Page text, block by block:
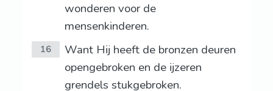
wonderen voor de
mensenkinderen.
16
Want Hij heeft de bronzen deuren
opengebroken en de ijzeren
grendels stukgebroken.